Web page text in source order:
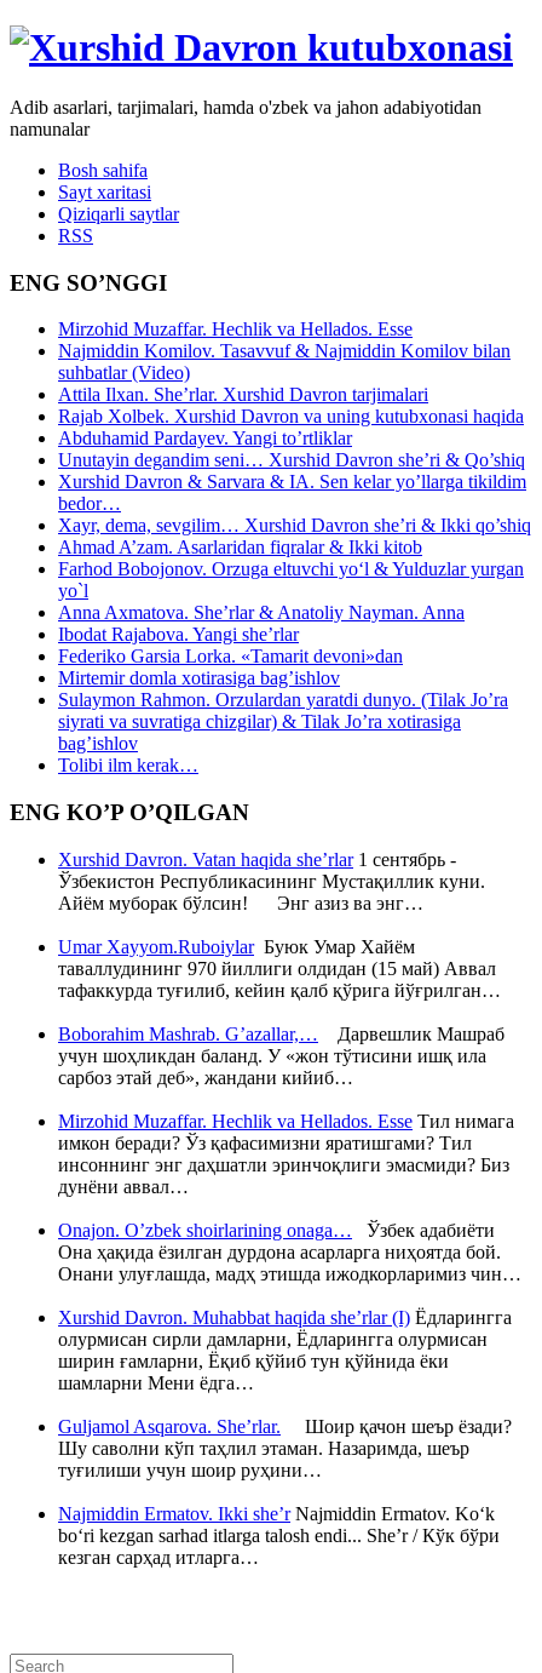
Adib asarlari, tarjimalari, hamda o'zbek va jahon adabiyotidan
namunalar
Bosh sahifa
Sayt xaritasi
Qiziqarli saytlar
RSS
ENG SO’NGGI
Mirzohid Muzaffar. Hechlik va Hellados. Esse
Najmiddin Komilov. Tasavvuf & Najmiddin Komilov bilan
suhbatlar (Video)
Attila Ilxan. She’rlar. Xurshid Davron tarjimalari
Rajab Xolbek. Xurshid Davron va uning kutubxonasi haqida
Abduhamid Pardayev. Yangi to’rtliklar
Unutayin degandim seni… Xurshid Davron she’ri & Qo’shiq
Xurshid Davron & Sarvara & IA. Sen kelar yo’llarga tikildim
bedor…
Xayr, dema, sevgilim… Xurshid Davron she’ri & Ikki qo’shiq
Ahmad A’zam. Asarlaridan fiqralar & Ikki kitob
Farhod Bobojonov. Orzuga eltuvchi yo‘l & Yulduzlar yurgan
yo`l
Anna Axmatova. She’rlar & Anatoliy Nayman. Anna
Ibodat Rajabova. Yangi she’rlar
Federiko Garsia Lorka. «Tamarit devoni»dan
Mirtemir domla xotirasiga bag’ishlov
Sulaymon Rahmon. Orzulardan yaratdi dunyo. (Tilak Jo’ra
siyrati va suvratiga chizgilar) & Tilak Jo’ra xotirasiga
bag’ishlov
Tolibi ilm kerak…
ENG KO’P O’QILGAN
Xurshid Davron. Vatan haqida she’rlar1 сентябрь -
Ўзбекистон Республикасининг Мустақиллик куни.
Айём муборак бўлсин! Энг азиз ва энг…
Umar Xayyom.RuboiylarБуюк Умар Хайём
таваллудининг 970 йиллиги олдидан (15 май) Аввал
тафаккурда туғилиб, кейин қалб қўрига йўғрилган…
Boborahim Mashrab. G’azallar,… Дарвешлик Машраб
учун шоҳликдан баланд. У «жон тўтисини ишқ ила
сарбоз этай деб», жандани кийиб…
Mirzohid Muzaffar. Hechlik va Hellados. Esse Тил нимага
имкон беради? Ўз қафасимизни яратишгами? Тил
инсоннинг энг даҳшатли эринчоқлиги эмасмиди? Биз
дунёни аввал…
Onajon. O’zbek shoirlarining onaga… Ўзбек адабиёти
Она ҳақида ёзилган дурдона асарларга ниҳоятда бой.
Онани улуғлашда, мадҳ этишда ижодкорларимиз чин…
Xurshid Davron. Muhabbat haqida she’rlar (I) Ёдларингга
олурмисан сирли дамларни, Ёдларингга олурмисан
ширин ғамларни, Ёқиб қўйиб тун қўйнида ёки
шамларни Мени ёдга…
Guljamol Asqarova. She’rlar. Шоир қачон шеър ёзади?
Шу саволни кўп таҳлил этаман. Назаримда, шеър
туғилиши учун шоир руҳини…
Najmiddin Ermatov. Ikki she’rNajmiddin Ermatov. Ko‘k
bo‘ri kezgan sarhad itlarga talosh endi... She’r / Кўк бўри
кезган сарҳад итларга…